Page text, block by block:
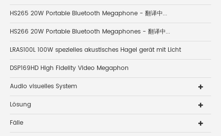
HS265 20W Portable Bluetooth Megaphone - 翻译中...
HS266 20W Portable Bluetooth Megaphones - 翻译中...
LRAS100L 100W spezielles akustisches Hagel gerät mit Licht
DSP169HD High Fidelity Video Megaphon
Audio visuelles System
Lösung
Fälle